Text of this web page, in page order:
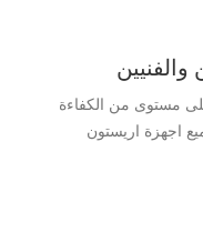
مستوى من الكفاءة
اجهزة اريستون